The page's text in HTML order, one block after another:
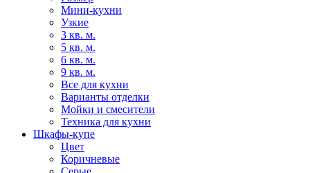
Мини-кухни
Узкие
3 кв. м.
5 кв. м.
6 кв. м.
9 кв. м.
Все для кухни
Варианты отделки
Мойки и смесители
Техника для кухни
Шкафы-купе
Цвет
Коричневые